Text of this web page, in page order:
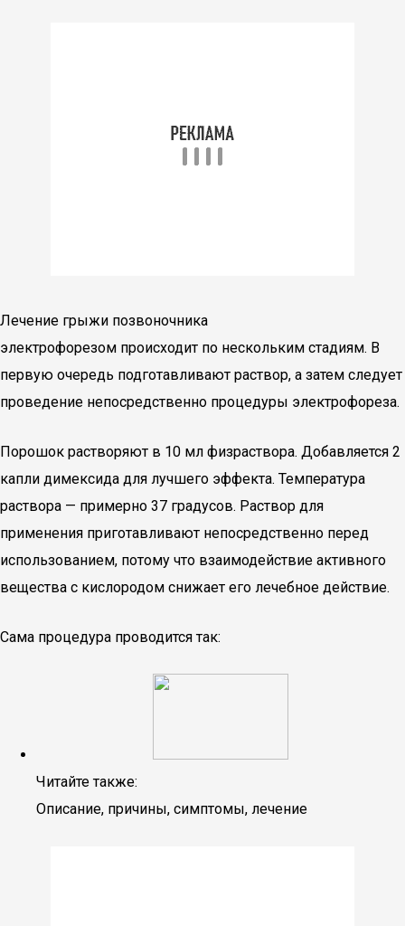
Лечение грыжи позвоночника
электрофорезом происходит по нескольким стадиям. В
первую очередь подготавливают раствор, а затем следует
проведение непосредственно процедуры электрофореза.
Порошок растворяют в 10 мл физраствора. Добавляется 2
капли димексида для лучшего эффекта. Температура
раствора — примерно 37 градусов. Раствор для
применения приготавливают непосредственно перед
использованием, потому что взаимодействие активного
вещества с кислородом снижает его лечебное действие.
Сама процедура проводится так:
Читайте также:
Описание, причины, симптомы, лечение